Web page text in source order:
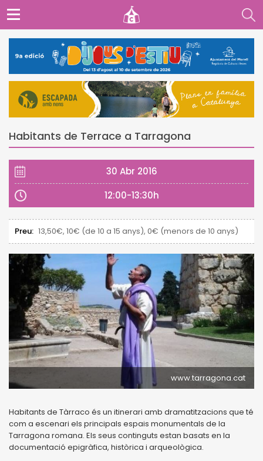
Habitants de Terrace a Tarragona
30 Abr 2016
12:00-13:30h
Preu: 13,50€, 10€ (de 10 a 15 anys), 0€ (menors de 10 anys)
www.tarragona.cat
Habitants de Tàrraco és un itinerari amb dramatitzacions que té
com a escenari els principals espais monumentals de la
Tarragona romana. Els seus continguts estan basats en la
documentació epigràfica, històrica i arqueològica.